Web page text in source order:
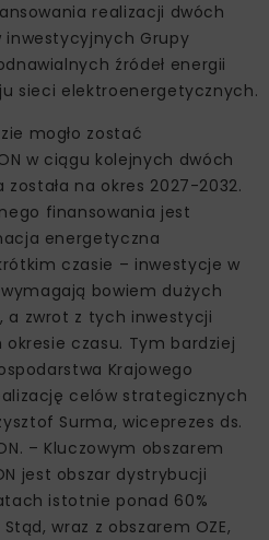
realizacji dwóch
Grupy
źródeł energii
sieci elektroenergetycznych.
mogło zostać
w ciągu kolejnych dwóch
na okres 2027-2032.
finansowania jest
energetyczna
czasie – inwestycje w
bowiem dużych
a zwrot z tych inwestycji
okresie czasu. Tym bardziej
Krajowego
celów strategicznych
Surma, wiceprezes ds.
– Kluczowym obszarem
jest obszar dystrybucji
istotnie ponad 60%
wraz z obszarem OZE,